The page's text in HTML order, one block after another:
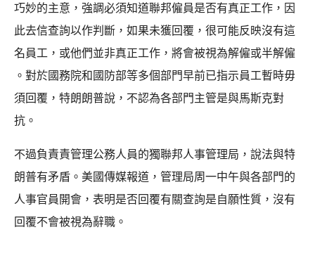
巧妙的主意，強調必須知道聯邦僱員是否有真正工作，因
此去信查詢以作判斷，如果未獲回覆，很可能反映沒有這
名員工，或他們並非真正工作，將會被視為解僱或半解僱
。對於國務院和國防部等多個部門早前已指示員工暫時毋
須回覆，特朗朗普說，不認為各部門主管是與馬斯克對
抗。
不過負責責管理公務人員的獨聯邦人事管理局，說法與特
朗普有矛盾。美國傳媒報道，管理局周一中午與各部門的
人事官員開會，表明是否回覆有關查詢是自願性質，沒有
回覆不會被視為辭職。